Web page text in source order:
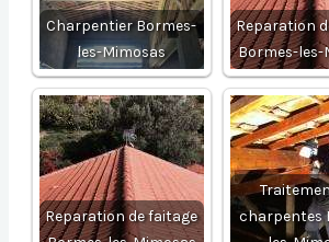
Charpentier Bormes-
les-Mimosas
Reparation
Bormes-les-
Reparation de faitage
charpentes